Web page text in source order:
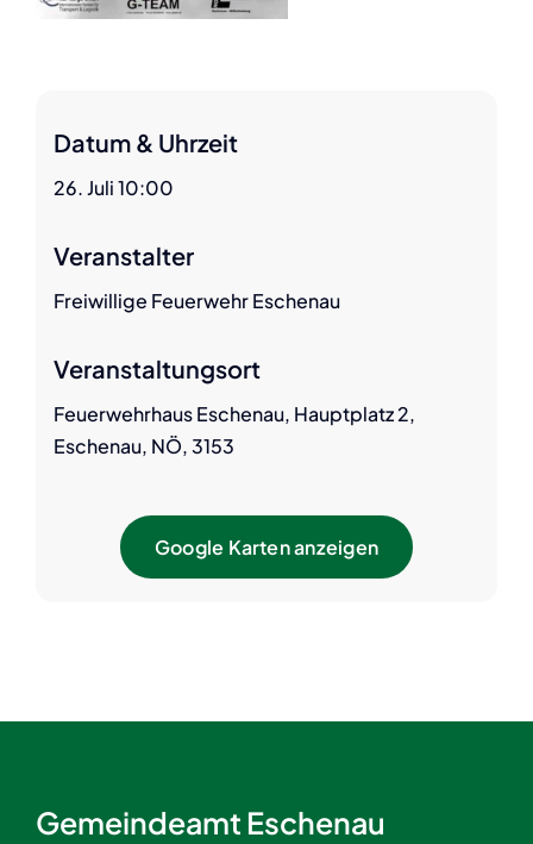
Datum & Uhrzeit
26. Juli 10:00
Veranstalter
Freiwillige Feuerwehr Eschenau
Veranstaltungsort
Feuerwehrhaus Eschenau, Hauptplatz 2,
Eschenau, NÖ, 3153
Google Karten anzeigen
Gemeindeamt Eschenau